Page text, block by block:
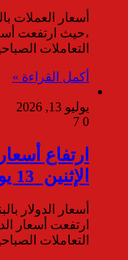
،حيث ارتفعت
التعاملات
أكمل القراءة »
يوليو 13, 2026
0
ارتفاع
الإثنين 13 يوليو 2026
ارتفعت أسعار
التعاملات